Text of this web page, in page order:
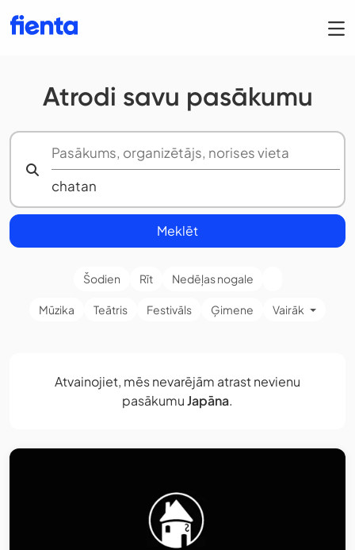
Atrodi savu pasākumu
Meklēt
Šodien Rīt Nedēļas nogale
Mūzika Teātris Festivāls Ģimene Vairāk
Atvainojiet, mēs nevarējām atrast nevienu
pasākumuJapāna.